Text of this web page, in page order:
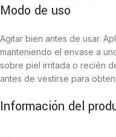
Modo de uso
Agitar bien antes de usar.
manteniendo el envase a
sobre piel irritada o recién
antes de vestirse para
Información del